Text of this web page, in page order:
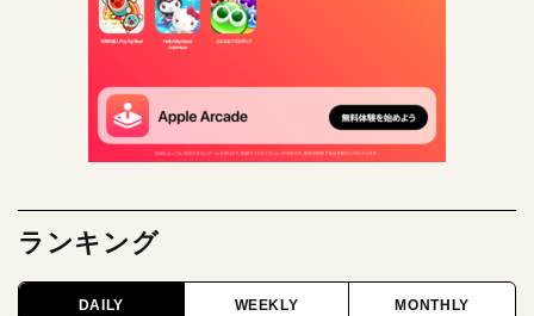
ランキング
DAILY WEEKLY MONTHLY